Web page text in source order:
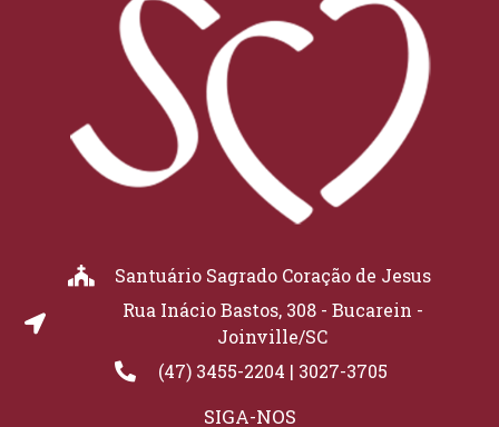
Santuário Sagrado Coração de Jesus
Rua Inácio Bastos, 308 - Bucarein -
Joinville/SC
(47) 3455-2204 | 3027-3705
SIGA-NOS